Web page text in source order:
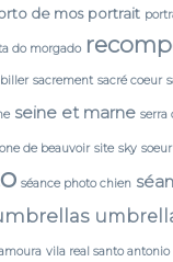
de mos portrait
do morgado
sacrement sacré coeur
seine et marne serra
de beauvoir site sky soeur
séance photo chien
vila real santo antonio